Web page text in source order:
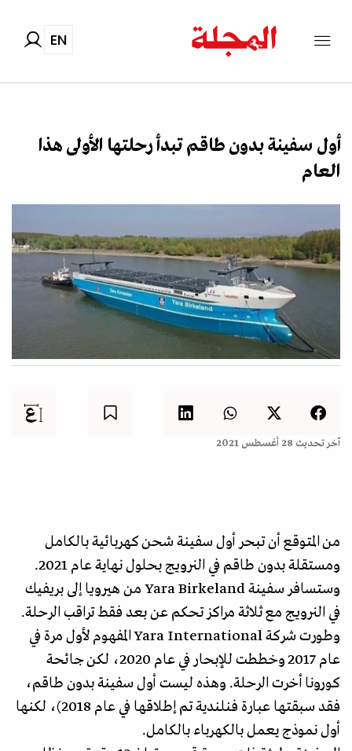
EN
أول سفينة بدون طاقم تبدأ رحلتها الأولى هذا
العام
آخر تحديث 28 أغسطس 2021
من المتوقع أن تبحر أول سفينة شحن كهربائية بالكامل
ومستقلة بدون طاقم في النرويج بحلول نهاية عام 2021.
وستسافر سفينة Yara Birkeland من هيرويا إلى بريفيك
في النرويج مع ثلاثة مراكز تحكم عن بعد فقط تراقب الرحلة.
وطورت شركة Yara International المفهوم لأول مرة في
عام 2017 وخططت للإبحار في عام 2020، لكن جائحة
كورونا أخرت الرحلة. وهذه ليست أول سفينة بدون طاقم،
فقد سبقتها عبارة فنلندية تم إطلاقها في عام 2018)، لكنها
أول نموذج يعمل بالكهرباء بالكامل.